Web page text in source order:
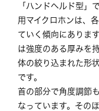
「ハンドヘルド型」
用マイクロホンは、
ていく傾向にありま
は強度のある厚みを
体の絞り込まれた形
です。
首の部分で角度調節
なっています。その